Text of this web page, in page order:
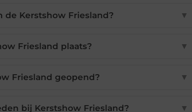
de Kerstshow Friesland? ▼
Friesland plaats? ▼
Friesland geopend? ▼
bij Kerstshow Friesland? ▼